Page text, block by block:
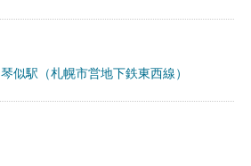
琴似駅（札幌市営地下鉄東西線）